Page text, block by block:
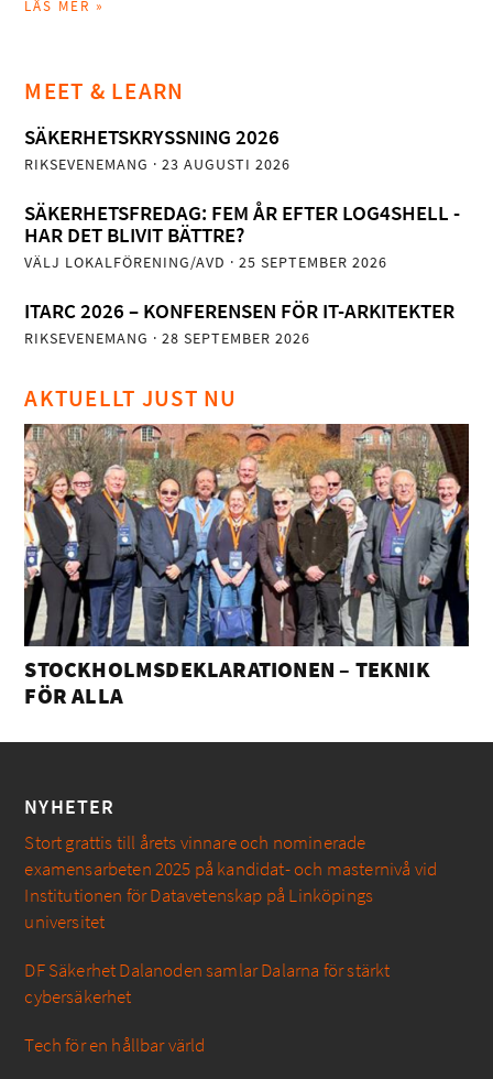
LÄS MER »
MEET & LEARN
SÄKERHETSKRYSSNING 2026
RIKSEVENEMANG · 23 AUGUSTI 2026
SÄKERHETSFREDAG: FEM ÅR EFTER LOG4SHELL -
HAR DET BLIVIT BÄTTRE?
VÄLJ LOKALFÖRENING/AVD · 25 SEPTEMBER 2026
ITARC 2026 – KONFERENSEN FÖR IT-ARKITEKTER
RIKSEVENEMANG · 28 SEPTEMBER 2026
AKTUELLT JUST NU
STOCKHOLMSDEKLARATIONEN – TEKNIK
FÖR ALLA
NYHETER
Stort grattis till årets vinnare och nominerade
examensarbeten 2025 på kandidat- och masternivå vid
Institutionen för Datavetenskap på Linköpings
universitet
DF Säkerhet Dalanoden samlar Dalarna för stärkt
cybersäkerhet
Tech för en hållbar värld